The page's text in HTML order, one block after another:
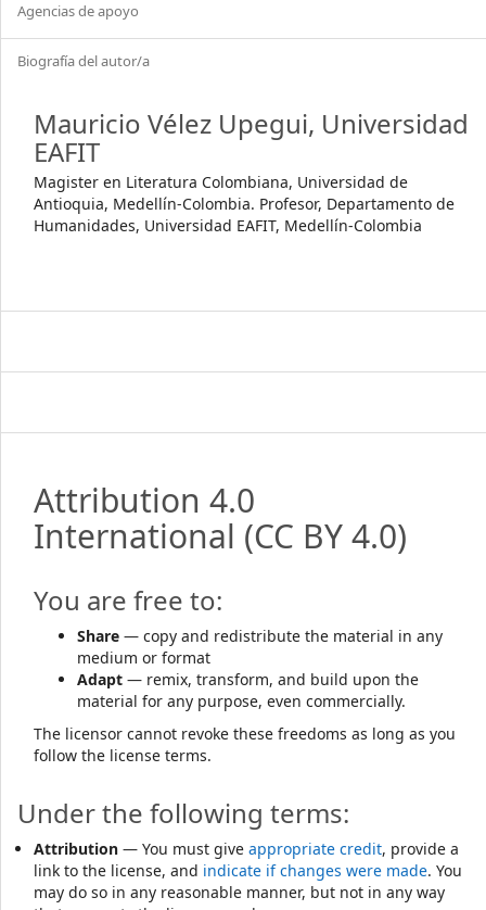
Agencias de apoyo
Biografía del autor/a
Mauricio Vélez Upegui, Universidad
EAFIT
Magister en Literatura Colombiana, Universidad de
Antioquia, Medellín-Colombia. Profesor, Departamento de
Humanidades, Universidad EAFIT, Medellín-Colombia
Attribution 4.0
International (CC BY 4.0)
You are free to:
Share — copy and redistribute the material in any
medium or format
Adapt — remix, transform, and build upon the
material for any purpose, even commercially.
The licensor cannot revoke these freedoms as long as you
follow the license terms.
Under the following terms:
Attribution — You must give appropriate credit, provide a
link to the license, and indicate if changes were made. You
may do so in any reasonable manner, but not in any way